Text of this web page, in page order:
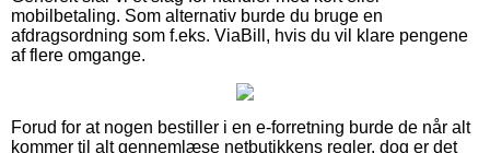
mobilbetaling. Som alternativ burde du bruge en
afdragsordning som f.eks. ViaBill, hvis du vil klare pengene
af flere omgange.
Forud for at nogen bestiller i en e-forretning burde de når alt
kommer til alt gennemlæse netbutikkens regler, dog er det